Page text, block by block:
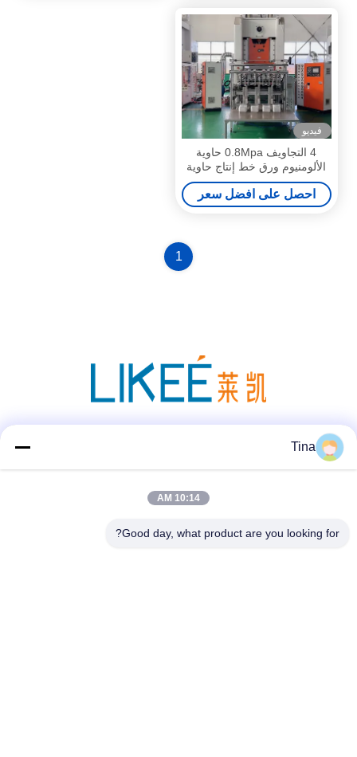
فيديو
4 التجاويف 0.8Mpa حاوية
الألومنيوم ورق خط إنتاج حاوية
الألومنيوم آلة
احصل على افضل سعر
1
Tina
10:14 AM
Good day, what product are you looking for?